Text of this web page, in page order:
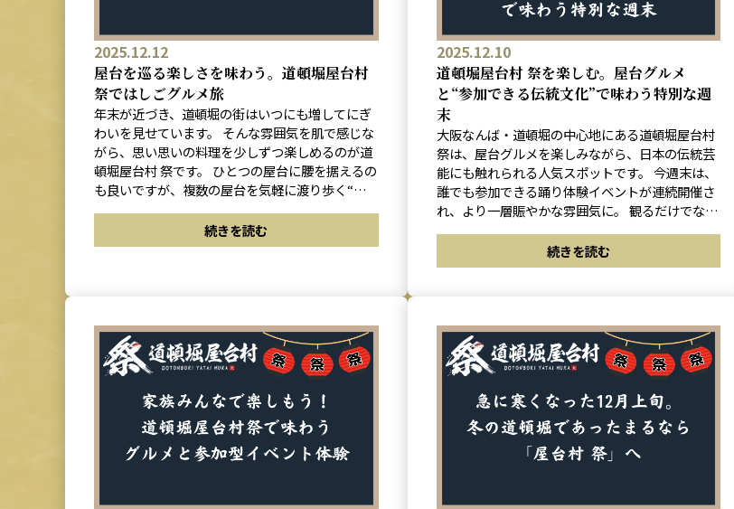
2025.12.12
屋台を巡る楽しさを味わう。道頓堀屋台村
祭ではしごグルメ旅
年末が近づき、道頓堀の街はいつにも増してにぎ
わいを見せています。 そんな雰囲気を肌で感じな
がら、思い思いの料理を少しずつ楽しめるのが道
頓堀屋台村 祭です。 ひとつの屋台に腰を据えるの
も良いですが、複数の屋台を気軽に渡り歩く“は
めて来る人にも、何度も訪れている人にも新しい
発見がある、冬の屋台旅をご紹介します。
続きを読む
2025.12.10
道頓堀屋台村 祭を楽しむ。屋台グルメ
と“参加できる伝統文化”で味わう特別な週
末
大阪なんば・道頓堀の中心地にある道頓堀屋台村
祭は、屋台グルメを楽しみながら、日本の伝統芸
能にも触れられる人気スポットです。 今週末は、
誰でも参加できる踊り体験イベントが連続開催さ
れ、より一層賑やかな雰囲気に。 観るだけでなく
続きを読む